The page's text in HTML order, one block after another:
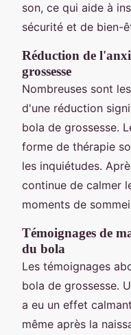
son, ce qui aide à
sécurité et de bien-
Réduction de
grossesse
Nombreuses sont
d'une réduction
bola de grossesse.
forme de thérapie
les inquiétudes.
continue de calmer
moments de
Témoignages de
du bola
Les témoignages
bola de grossesse.
a eu un effet
même après la